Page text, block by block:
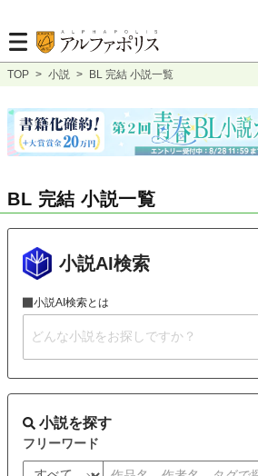
TOP > 小説 > BL 完結 小説一覧
BL 完結 小説一覧
小説AI検索
小説AI検索とは
小説を探す
フリーワード